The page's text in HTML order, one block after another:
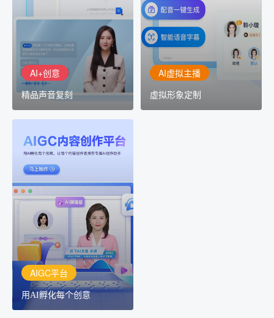
AI+创意
精品声音复刻
AI+创意：AIGC 能力集中
展示窗口，体验 AIGC 给
生活和生产带来的改变
AI虚拟主播
虚拟形象定制
讯飞智作：让每一个内容
创作者高效生产灵活定制
AIGC平台
用AI孵化每个创意
AIGC平台
用AI孵化每个创意
讯飞AIGC平台：让每个创
作者都拥有自己的专注AI
创作助手